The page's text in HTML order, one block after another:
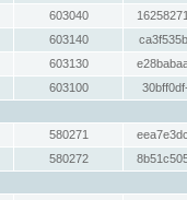
603040
603140
603130
603100
580271
580272